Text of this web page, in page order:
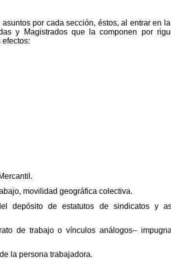
por cada sección, éstos, al entrar en
y Magistrados que la componen por
movilidad geográfica colectiva.
depósito de estatutos de sindicatos y
de trabajo o vínculos análogos–
la persona trabajadora.